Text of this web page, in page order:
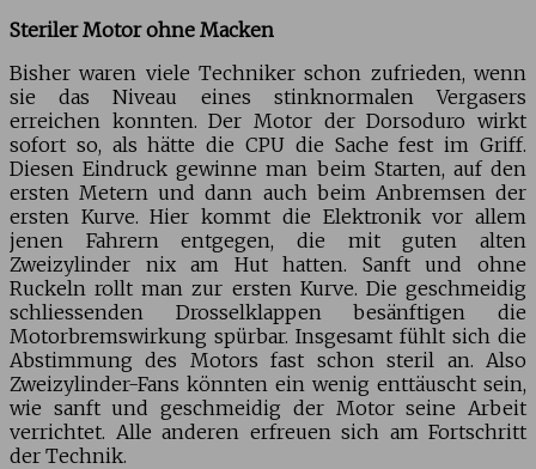
Steriler Motor ohne Macken
Bisher waren viele Techniker schon zufrieden, wenn
sie das Niveau eines stinknormalen Vergasers
erreichen konnten. Der Motor der Dorsoduro wirkt
sofort so, als hätte die CPU die Sache fest im Griff.
Diesen Eindruck gewinne man beim Starten, auf den
ersten Metern und dann auch beim Anbremsen der
ersten Kurve. Hier kommt die Elektronik vor allem
jenen Fahrern entgegen, die mit guten alten
Zweizylinder nix am Hut hatten. Sanft und ohne
Ruckeln rollt man zur ersten Kurve. Die geschmeidig
schliessenden Drosselklappen besänftigen die
Motorbremswirkung spürbar. Insgesamt fühlt sich die
Abstimmung des Motors fast schon steril an. Also
Zweizylinder-Fans könnten ein wenig enttäuscht sein,
wie sanft und geschmeidig der Motor seine Arbeit
verrichtet. Alle anderen erfreuen sich am Fortschritt
der Technik.